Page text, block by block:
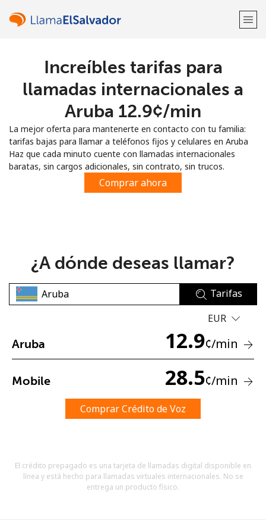
¡Bienvenido!
Regístrate con
No se ha creado una contraseña
Mínimo 8 caracteres
Un caracter especial
Increíbles tarifas para
llamadas internacionales a
Aruba ⁦12.9¢⁩/min
La mejor oferta para mantenerte en contacto con tu familia:
tarifas bajas para llamar a teléfonos fijos y celulares en Aruba
Haz que cada minuto cuente con llamadas internacionales
baratas, sin cargos adicionales, sin contrato, sin trucos.
Comprar ahora
¿A dónde deseas llamar?
Tarifas
EUR
Aruba 12.9¢/min
Mobile 28.5¢/min
Comprar Crédito de Voz
El crédito prepagado es una tarjeta de llamadas digital disponible en
línea y está hecho para llamadas virtuales internacionales. No se
entrega un producto físico.